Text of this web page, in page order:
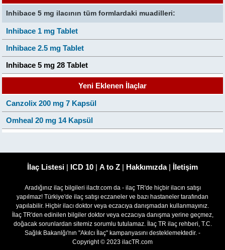
Inhibace 5 mg ilacının tüm formlardaki muadilleri:
Inhibace 1 mg Tablet
Inhibace 2.5 mg Tablet
Inhibace 5 mg 28 Tablet
Yeni Eklenen İlaçlar
Canzolix 200 mg 7 Kapsül
Omheal 20 mg 14 Kapsül
İlaç Listesi | ICD 10 | A to Z | Hakkımızda| İletişim
Aradığınız ilaç bilgileri ilactr.com da - ilaç TR'de hiçbir ilacın satışı
yapılmaz! Türkiye'de ilaç satışı eczaneler ve bazı hastaneler tarafından
yapılabilir. Hiçbir ilacı doktor veya eczacıya danışmadan kullanmayınız.
İlaç TR'den edinilen bilgiler doktor veya eczacıya danışma yerine geçmez,
doğacak sorunlardan sitemiz sorumlu tutulamaz. İlaç TR ilaç rehberi, T.C.
Sağlık Bakanlğı'nın "Akılcı İlaç" kampanyasını desteklemektedir. -
Copyright © 2023 ilacTR.com